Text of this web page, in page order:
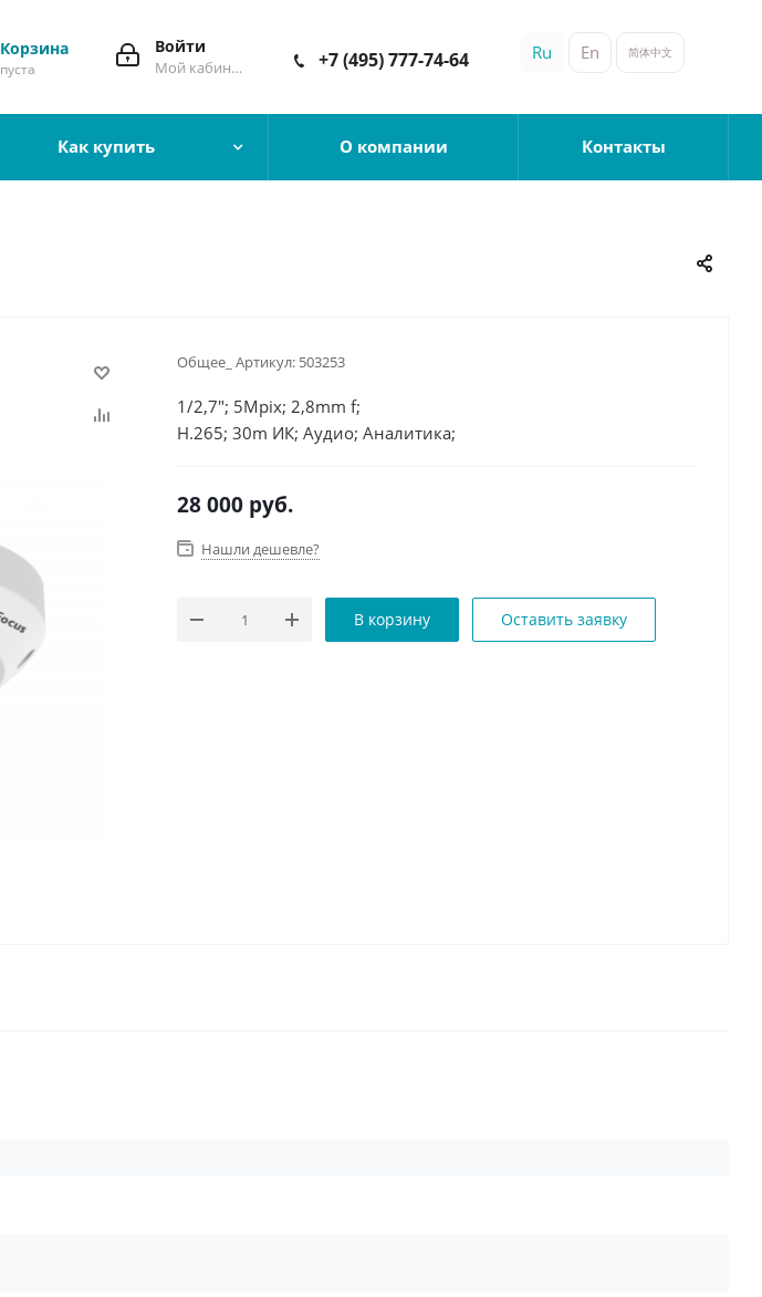
Корзина
пуста
Войти
Мой кабинет +7 (495) 777-74-64 Ru En 简体中文
Как купить О компании Контакты
Общее_ Артикул: 503253
1/2,7"; 5Mpix; 2,8mm f;
H.265; 30m ИК; Аудио; Аналитика;
28 000 руб.
Нашли дешевле?
В корзину Оставить заявку